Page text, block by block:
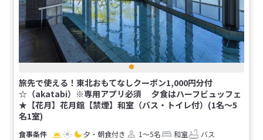
旅先で使える！東北おもてなしクーポン1,000円分付
☆（akatabi）※専用アプリ必須 夕食はハーフビュッフェ
★【花月】花月館【禁煙】和室（バス・トイレ付）(1名～5
名1室)
夕・朝食付き 1～5名 和室
バス